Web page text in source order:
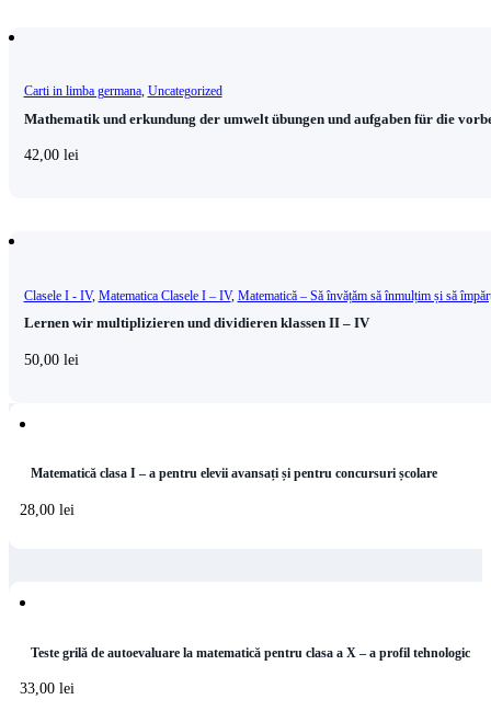
Carti in limba germana, Uncategorized
Mathematik und erkundung der umwelt übungen und aufgaben für die
42,00 lei
Clasele I - IV, Matematica Clasele I – IV, Matematică – Să învățăm să înmulțim și să
Lernen wir multiplizieren und dividieren klassen II – IV
50,00 lei
Matematică clasa I – a pentru elevii avansați și pentru concursuri școlare
28,00 lei
Teste grilă de autoevaluare la matematică pentru clasa a X – a profil tehnologic
33,00 lei